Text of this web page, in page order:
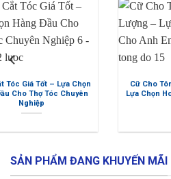
– Lựa Chọn
Chuyên
Cữ Cho Tông Đơ Chất
Lựa Chọn Hoàn Hảo Cho
SẢN PHẨM ĐANG KHUYẾN MÃI